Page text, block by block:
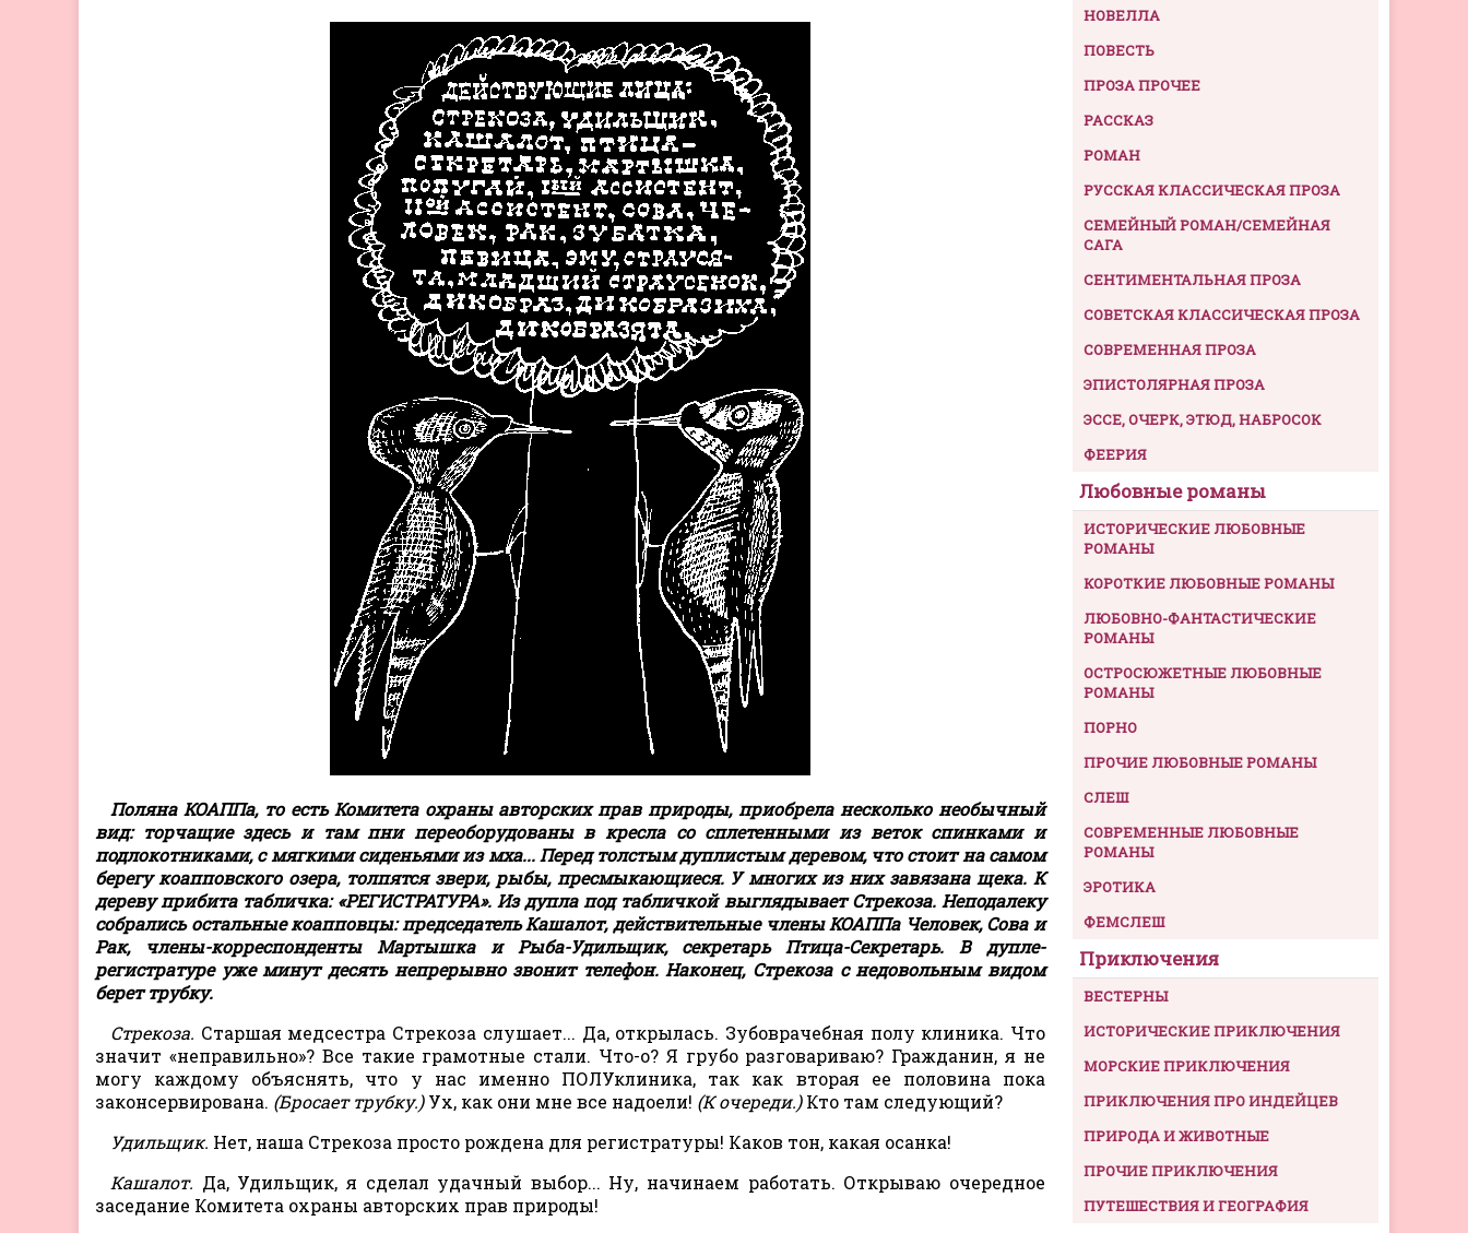
Поляна КОАППа, то есть Комитета охраны авторских прав природы, приобрела несколько необычный
вид: торчащие здесь и там пни переоборудованы в кресла со сплетенными из веток спинками и
подлокотниками, с мягкими сиденьями из мха... Перед толстым дуплистым деревом, что стоит на самом
берегу коапповского озера, толпятся звери, рыбы, пресмыкающиеся. У многих из них завязана щека. К
дереву прибита табличка: «РЕГИСТРАТУРА». Из дупла под табличкой выглядывает Стрекоза. Неподалеку
собрались остальные коапповцы: председатель Кашалот, действительные члены КОАППа Человек, Сова и
Рак, члены-корреспонденты Мартышка и Рыба-Удильщик, секретарь Птица-Секретарь. В дупле-
регистратуре уже минут десять непрерывно звонит телефон. Наконец, Стрекоза с недовольным видом
берет трубку.
Стрекоза. Старшая медсестра Стрекоза слушает... Да, открылась. Зубоврачебная полу клиника. Что
значит «неправильно»? Все такие грамотные стали. Что-о? Я грубо разговариваю? Гражданин, я не
могу каждому объяснять, что у нас именно ПОЛУклиника, так как вторая ее половина пока
законсервирована. (Бросает трубку.)Ух, как они мне все надоели! (К очереди.)Кто там следующий?
Удильщик. Нет, наша Стрекоза просто рождена для регистратуры! Каков тон, какая осанка!
Кашалот. Да, Удильщик, я сделал удачный выбор... Ну, начинаем работать. Открываю очередное
заседание Комитета охраны авторских прав природы!
НОВЕЛЛА
ПОВЕСТЬ
ПРОЗА ПРОЧЕЕ
РАССКАЗ
РОМАН
РУССКАЯ КЛАССИЧЕСКАЯ ПРОЗА
СЕМЕЙНЫЙ РОМАН/СЕМЕЙНАЯ
САГА
СЕНТИМЕНТАЛЬНАЯ ПРОЗА
СОВЕТСКАЯ КЛАССИЧЕСКАЯ ПРОЗА
СОВРЕМЕННАЯ ПРОЗА
ЭПИСТОЛЯРНАЯ ПРОЗА
ЭССЕ, ОЧЕРК, ЭТЮД, НАБРОСОК
ФЕЕРИЯ
Любовные романы
ИСТОРИЧЕСКИЕ ЛЮБОВНЫЕ
РОМАНЫ
КОРОТКИЕ ЛЮБОВНЫЕ РОМАНЫ
ЛЮБОВНО-ФАНТАСТИЧЕСКИЕ
РОМАНЫ
ОСТРОСЮЖЕТНЫЕ ЛЮБОВНЫЕ
РОМАНЫ
ПОРНО
ПРОЧИЕ ЛЮБОВНЫЕ РОМАНЫ
СЛЕШ
СОВРЕМЕННЫЕ ЛЮБОВНЫЕ
РОМАНЫ
ЭРОТИКА
ФЕМСЛЕШ
Приключения
ВЕСТЕРНЫ
ИСТОРИЧЕСКИЕ ПРИКЛЮЧЕНИЯ
МОРСКИЕ ПРИКЛЮЧЕНИЯ
ПРИКЛЮЧЕНИЯ ПРО ИНДЕЙЦЕВ
ПРИРОДА И ЖИВОТНЫЕ
ПРОЧИЕ ПРИКЛЮЧЕНИЯ
ПУТЕШЕСТВИЯ И ГЕОГРАФИЯ